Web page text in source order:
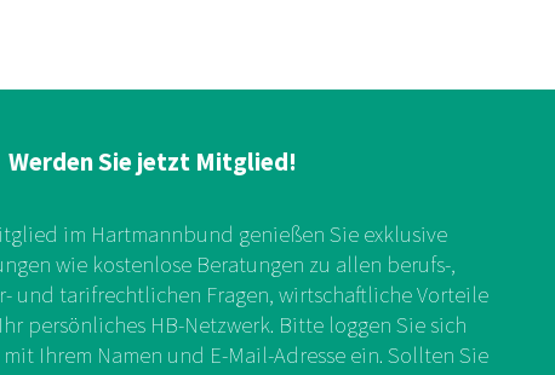
Werden Sie jetzt Mitglied!
im Hartmannbund genießen Sie exklusive
wie kostenlose Beratungen zu allen berufs-,
und tarifrechtlichen Fragen, wirtschaftliche Vorteile
persönliches HB-Netzwerk. Bitte loggen Sie sich
Ihrem Namen und E-Mail-Adresse ein. Sollten Sie